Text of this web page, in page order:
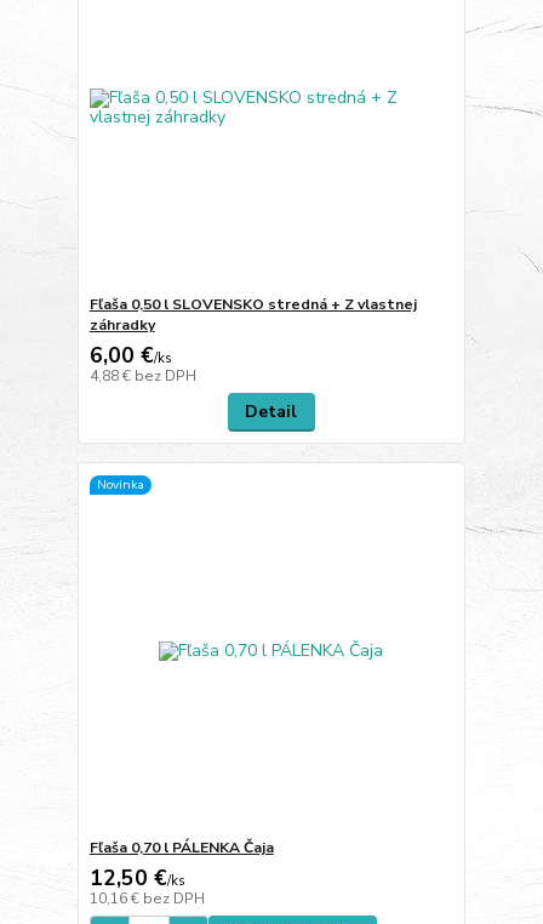
Fľaša 0,50 l SLOVENSKO stredná + Z vlastnej
záhradky
6,00 €/ks
4,88 € bez DPH
Detail
Novinka
Fľaša 0,70 l PÁLENKA Čaja
12,50 €/ks
10,16 € bez DPH